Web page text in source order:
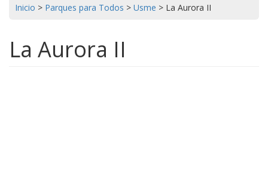
Inicio > Parques para Todos > Usme > La Aurora II
La Aurora II